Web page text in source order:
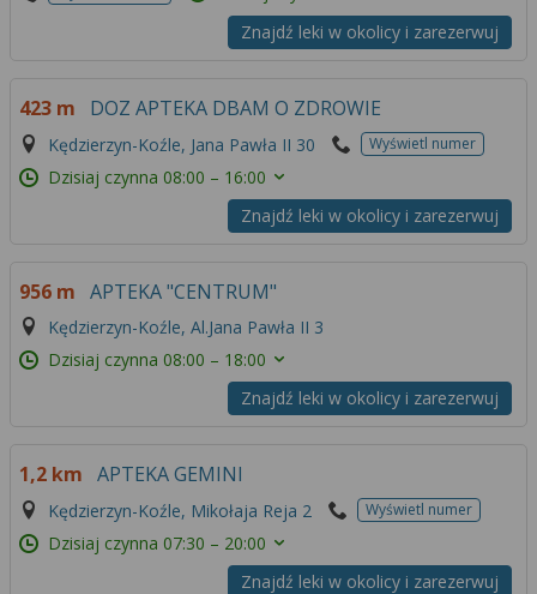
Znajdź leki w okolicy i zarezerwuj
423 m DOZ APTEKA DBAM O ZDROWIE
Kędzierzyn-Koźle, Jana Pawła II 30 Wyświetl numer
Dzisiaj czynna 08:00 – 16:00
Znajdź leki w okolicy i zarezerwuj
956 m APTEKA "CENTRUM"
Kędzierzyn-Koźle, Al.Jana Pawła II 3
Dzisiaj czynna 08:00 – 18:00
Znajdź leki w okolicy i zarezerwuj
1,2 km APTEKA GEMINI
Kędzierzyn-Koźle, Mikołaja Reja 2 Wyświetl numer
Dzisiaj czynna 07:30 – 20:00
Znajdź leki w okolicy i zarezerwuj